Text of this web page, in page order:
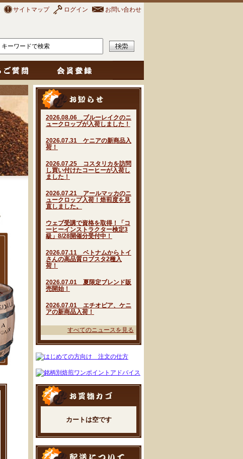
サイトマップ ログイン お問い合わせ
2026.08.06 ブルーレイクのニ
ュークロップが入荷しました！
2026.07.31 ケニアの新商品入
荷！
2026.07.25 コスタリカを訪問
し買い付けたコーヒーが入荷し
ました！
2026.07.21 アールマッカのニ
ュークロップ入荷！焙煎度を見
直しました。
ウェブ受講で資格を取得！「コ
ーヒーインストラクター検定3
級」8/28開催分受付中！
2026.07.11 ベトナムからトイ
さんの高品質ロブスタ2種入
荷！
2026.07.01 夏限定ブレンド販
売開始！
2026.07.01 エチオピア、ケニ
アの新商品入荷！
すべてのニュースを見る
カートは空です